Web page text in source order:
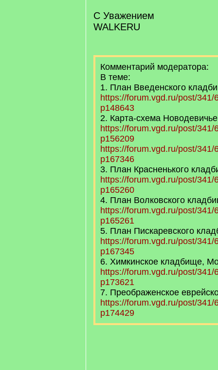
С Уважением
WALKERU
Комментарий модератора:
В теме:
1. План Введенского
https://forum.vgd.ru/post/
p148643
2. Карта-схема
https://forum.vgd.ru/post/
p156209
https://forum.vgd.ru/post/
p167346
3. План Красненького
https://forum.vgd.ru/post/
p165260
4. План Волковского
https://forum.vgd.ru/post/
p165261
5. План Пискаревского
https://forum.vgd.ru/post/
p167345
6. Химкинское кладбище,
https://forum.vgd.ru/post/
p173621
7. Преображенское
https://forum.vgd.ru/post/
p174429